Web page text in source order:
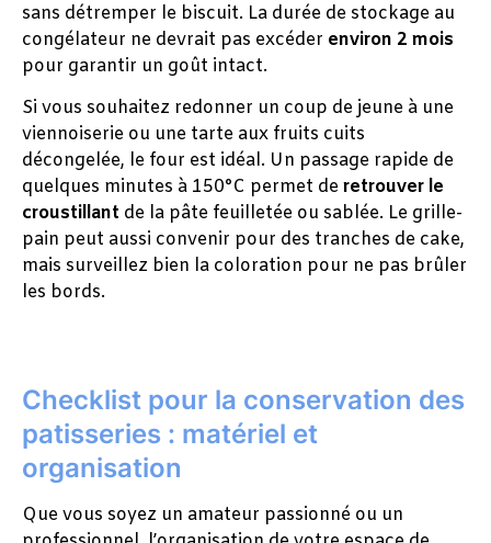
sans détremper le biscuit. La durée de stockage au
congélateur ne devrait pas excéder environ 2 mois
pour garantir un goût intact.
Si vous souhaitez redonner un coup de jeune à une
viennoiserie ou une tarte aux fruits cuits
décongelée, le four est idéal. Un passage rapide de
quelques minutes à 150°C permet deretrouver le
croustillant de la pâte feuilletée ou sablée. Le grille-
pain peut aussi convenir pour des tranches de cake,
mais surveillez bien la coloration pour ne pas brûler
les bords.
Checklist pour la conservation des
patisseries : matériel et
organisation
Que vous soyez un amateur passionné ou un